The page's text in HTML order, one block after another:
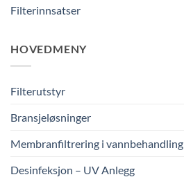
Filterinnsatser
HOVEDMENY
Filterutstyr
Bransjeløsninger
Membranfiltrering i vannbehandling
Desinfeksjon – UV Anlegg